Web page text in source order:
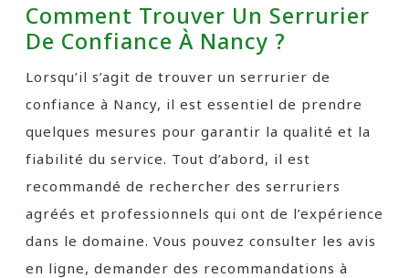
Comment Trouver Un Serrurier
De Confiance À Nancy ?
Lorsqu’il s’agit de trouver un serrurier de
confiance à Nancy, il est essentiel de prendre
quelques mesures pour garantir la qualité et la
fiabilité du service. Tout d’abord, il est
recommandé de rechercher des serruriers
agréés et professionnels qui ont de l’expérience
dans le domaine. Vous pouvez consulter les avis
en ligne, demander des recommandations à